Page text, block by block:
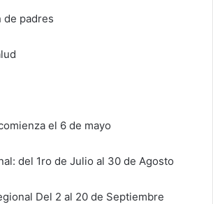
padres
el 6 de mayo
del 1ro de Julio al 30 de Agosto
Del 2 al 20 de Septiembre